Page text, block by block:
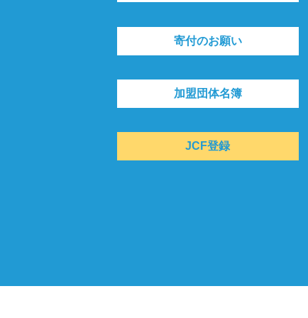
寄付のお願い
加盟団体名簿
JCF登録